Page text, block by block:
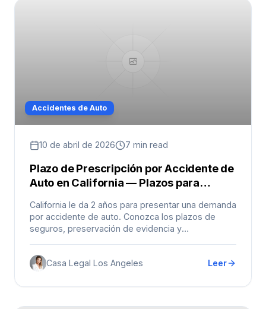
Accidentes de Auto
10 de abril de 2026 7 min read
Plazo de Prescripción por Accidente de
Auto en California — Plazos para
California le da 2 años para presentar una demanda
por accidente de auto. Conozca los plazos de
seguros, preservación de evidencia y
Casa Legal Los Angeles Leer